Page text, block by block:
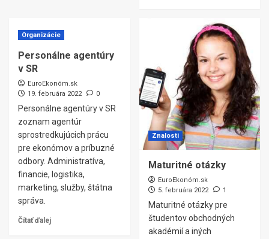
Organizácie
Personálne agentúry
v SR
EuroEkonóm.sk
19. februára 2022
0
Personálne agentúry v SR
zoznam agentúr
sprostredkujúcich prácu
pre ekonómov a príbuzné
odbory. Administratíva,
financie, logistika,
marketing, služby, štátna
správa.
Čítať ďalej
Znalosti
Maturitné otázky
EuroEkonóm.sk
5. februára 2022
1
Maturitné otázky pre
študentov obchodných
akadémií a iných